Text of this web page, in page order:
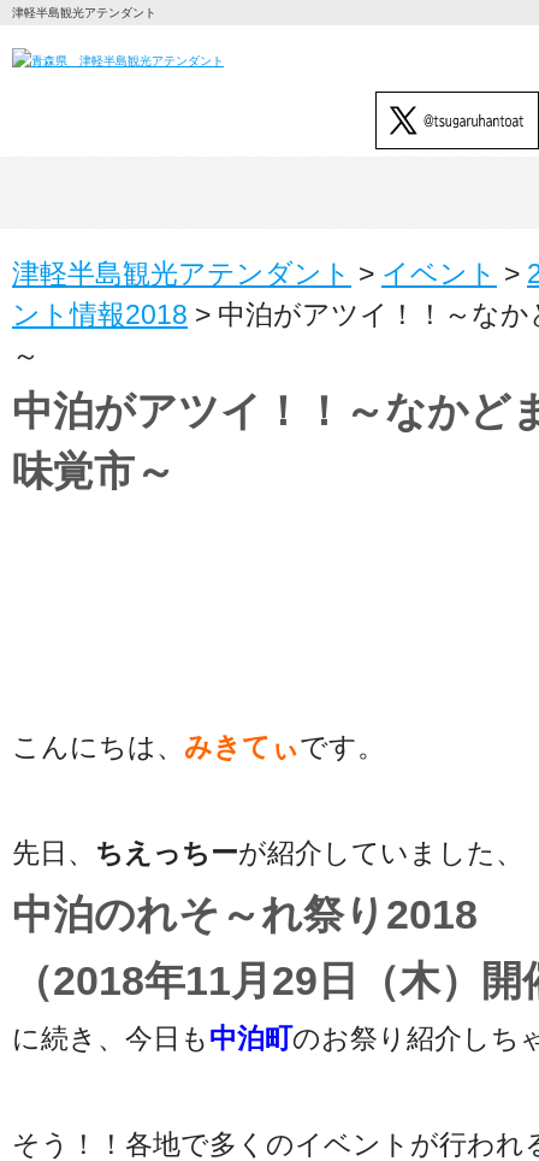
津軽半島観光アテンダント
津軽半島観光アテンダント > イベント >
ント情報2018 > 中泊がアツイ！！～なか
～
中泊がアツイ！！～なかど
味覚市～
こんにちは、 みきてぃです。
先日、 ちえっちーが紹介していました、
中泊のれそ～れ祭り2018
（2018年11月29日（木）開
に続き、今日も中泊町のお祭り紹介しち
そう！！各地で多くのイベントが行われ